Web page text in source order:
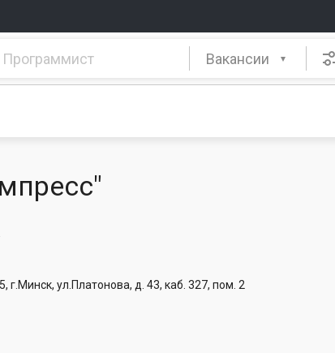
Вакансии
г.Минск, ул.Платонова, д. 43, каб. 327, пом. 2